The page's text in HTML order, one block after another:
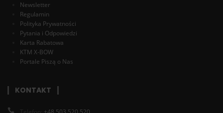
Newsletter
Regulamin
Polityka Prywatności
Pytania i Odpowiedzi
Karta Rabatowa
KTM X-BOW
Portale Piszą o Nas
KONTAKT